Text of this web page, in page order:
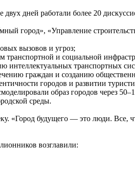
дней работали более 20
город», «Управление
вызовов и угроз;
транспортной и социальной
интеллектуальных транспортных
граждан и созданию
городов и развитии
образ городов через
среды.
«Город будущего — это люди. Все,
возглавили: